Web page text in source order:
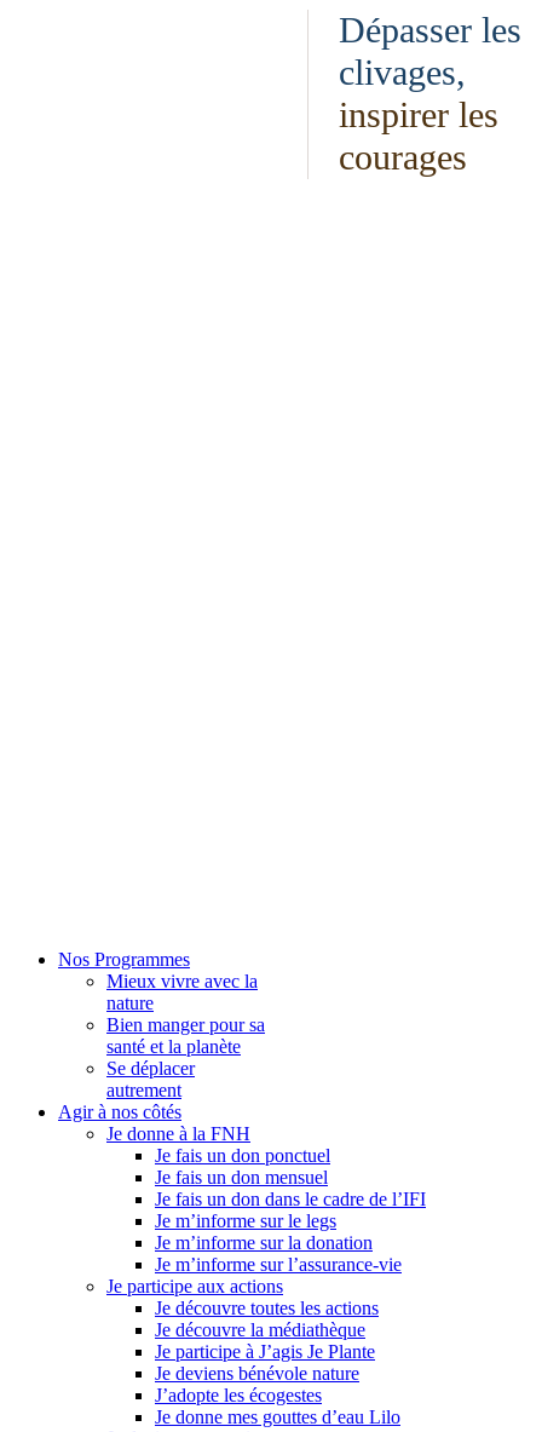
Dépasser les
clivages,
inspirer les
courages
Nos Programmes
Mieux vivre avec la
nature
Bien manger pour sa
santé et la planète
Se déplacer
autrement
Agir à nos côtés
Je donne à la FNH
Je fais un don ponctuel
Je fais un don mensuel
Je fais un don dans le cadre de l’IFI
Je m’informe sur le legs
Je m’informe sur la donation
Je m’informe sur l’assurance-vie
Je participe aux actions
Je découvre toutes les actions
Je découvre la médiathèque
Je participe à J’agis Je Plante
Je deviens bénévole nature
J’adopte les écogestes
Je donne mes gouttes d’eau Lilo